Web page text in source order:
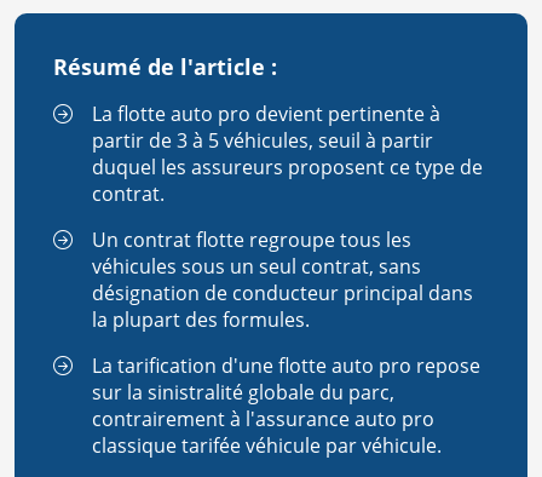
Résumé de l'article :
La flotte auto pro devient pertinente à
partir de 3 à 5 véhicules, seuil à partir
duquel les assureurs proposent ce type de
contrat.
Un contrat flotte regroupe tous les
véhicules sous un seul contrat, sans
désignation de conducteur principal dans
la plupart des formules.
La tarification d'une flotte auto pro repose
sur la sinistralité globale du parc,
contrairement à l'assurance auto pro
classique tarifée véhicule par véhicule.